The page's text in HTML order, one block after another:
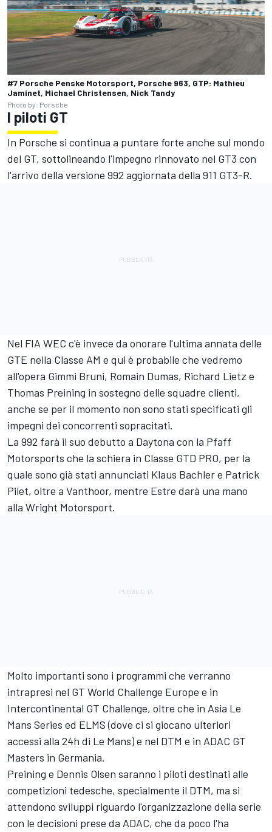
#7 Porsche Penske Motorsport, Porsche 963, GTP: Mathieu
Jaminet, Michael Christensen, Nick Tandy
Photo by: Porsche
I piloti GT
In Porsche si continua a puntare forte anche sul mondo
del GT, sottolineando l'impegno rinnovato nel GT3 con
l'arrivo della versione 992 aggiornata della 911 GT3-R.
Nel FIA WEC c'è invece da onorare l'ultima annata delle
GTE nella Classe AM e qui è probabile che vedremo
all'opera Gimmi Bruni, Romain Dumas, Richard Lietz e
Thomas Preining in sostegno delle squadre clienti,
anche se per il momento non sono stati specificati gli
impegni dei concorrenti sopracitati.
La 992 farà il suo debutto a Daytona con la Pfaff
Motorsports che la schiera in Classe GTD PRO, per la
quale sono già stati annunciati Klaus Bachler e Patrick
Pilet, oltre a Vanthoor, mentre Estre darà una mano
alla Wright Motorsport.
Molto importanti sono i programmi che verranno
intrapresi nel GT World Challenge Europe e in
Intercontinental GT Challenge, oltre che in Asia Le
Mans Series ed ELMS (dove ci si giocano ulteriori
accessi alla 24h di Le Mans) e nel DTM e in ADAC GT
Masters in Germania.
Preining e Dennis Olsen saranno i piloti destinati alle
competizioni tedesche, specialmente il DTM, ma si
attendono sviluppi riguardo l'organizzazione della serie
con le decisioni prese da ADAC, che da poco l'ha